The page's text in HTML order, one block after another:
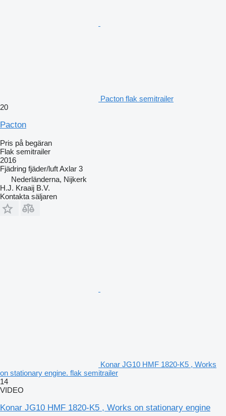
Pacton flak semitrailer
20
Pacton
Pris på begäran
Flak semitrailer
2016
Fjädring fjäder/luftAxlar 3
Nederländerna, Nijkerk
H.J. Kraaij B.V.
Kontakta säljaren
Konar JG10 HMF 1820-K5 , Works
on stationary engine. flak semitrailer
14
VIDEO
Konar JG10 HMF 1820-K5 , Works on stationary engine